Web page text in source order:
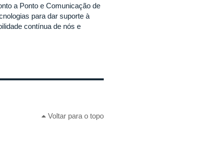
a Ponto e Comunicação de
para dar suporte à
contínua de nós e
Voltar para o topo